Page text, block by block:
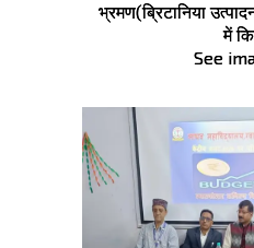
भ्रमण(ब्रिटानिया
में
See